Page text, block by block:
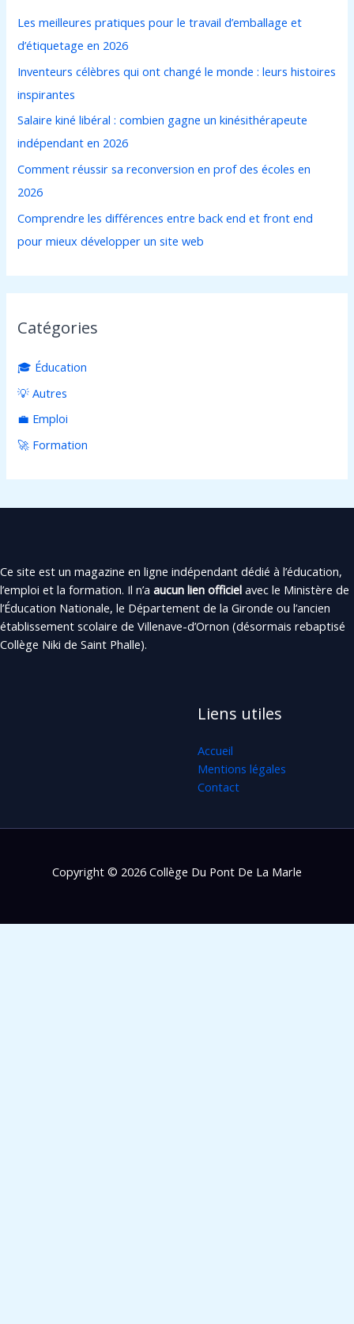
c
h
e
r
:
Les meilleures pratiques pour le travail d’emballage et
d’étiquetage en 2026
Inventeurs célèbres qui ont changé le monde : leurs histoires
inspirantes
Salaire kiné libéral : combien gagne un kinésithérapeute
indépendant en 2026
Comment réussir sa reconversion en prof des écoles en
2026
Comprendre les différences entre back end et front end
pour mieux développer un site web
Catégories
🎓 Éducation
💡 Autres
💼 Emploi
🚀 Formation
Ce site est un magazine en ligne indépendant dédié à l’éducation,
l’emploi et la formation. Il n’a aucun lien officiel avec le Ministère de
l’Éducation Nationale, le Département de la Gironde ou l’ancien
établissement scolaire de Villenave-d’Ornon (désormais rebaptisé
Collège Niki de Saint Phalle).
Liens utiles
Accueil
Mentions légales
Contact
Copyright © 2026 Collège Du Pont De La Marle